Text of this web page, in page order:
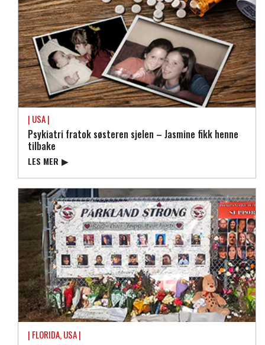
| USA |
Psykiatri fratok søsteren sjelen – Jasmine fikk henne
tilbake
LES MER ▶
| FLORIDA, USA |